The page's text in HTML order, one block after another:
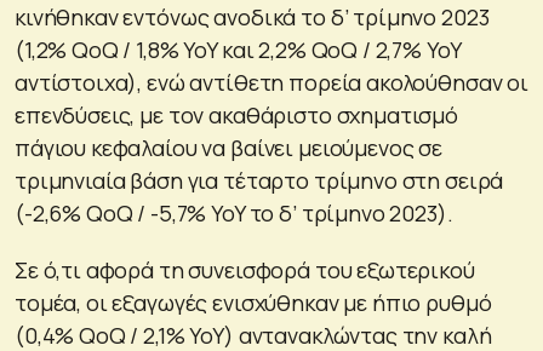
κινήθηκαν εντόνως ανοδικά το δ’ τρίμηνο 2023
(1,2% QoQ / 1,8% YoY και 2,2% QoQ / 2,7% YoY
αντίστοιχα), ενώ αντίθετη πορεία ακολούθησαν οι
επενδύσεις, με τον ακαθάριστο σχηματισμό
πάγιου κεφαλαίου να βαίνει μειούμενος σε
τριμηνιαία βάση για τέταρτο τρίμηνο στη σειρά
(-2,6% QoQ / -5,7% YoY το δ’ τρίμηνο 2023).
Σε ό,τι αφορά τη συνεισφορά του εξωτερικού
τομέα, οι εξαγωγές ενισχύθηκαν με ήπιο ρυθμό
(0,4% QoQ / 2,1% YoY) αντανακλώντας την καλή